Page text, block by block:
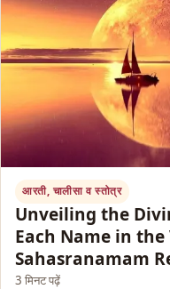
आरती, चालीसा व स्तोत्र
Unveiling the
Each Name in the
Sahasranamam
3 मिनट पढ़ें